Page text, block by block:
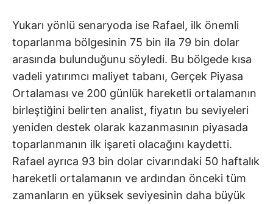
Yukarı yönlü senaryoda ise Rafael, ilk önemli
toparlanma bölgesinin 75 bin ila 79 bin dolar
arasında bulunduğunu söyledi. Bu bölgede kısa
vadeli yatırımcı maliyet tabanı, Gerçek Piyasa
Ortalaması ve 200 günlük hareketli ortalamanın
birleştiğini belirten analist, fiyatın bu seviyeleri
yeniden destek olarak kazanmasının piyasada
toparlanmanın ilk işareti olacağını kaydetti.
Rafael ayrıca 93 bin dolar civarındaki 50 haftalık
hareketli ortalamanın ve ardından önceki tüm
zamanların en yüksek seviyesinin daha büyük